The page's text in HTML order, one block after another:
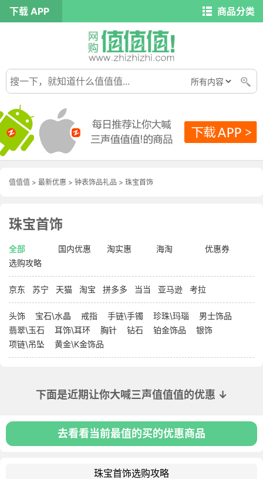
下载 APP 商品分类
值值值 > 最新优惠 > 钟表饰品礼品 > 珠宝首饰
珠宝首饰
全部 国内优惠 淘实惠 海淘
优惠券
选购攻略
京东 苏宁 天猫 淘宝 拼多多 当当 亚马逊 考拉
头饰 宝石\水晶 戒指 手链\手镯 珍珠\玛瑙
男士饰品
翡翠\玉石
耳饰\耳环 胸针 钻石 铂金饰品
银饰
项链\吊坠
黄金\K金饰品
下面是近期让你大喊三声值值值的优惠 ↓
去看看当前最值的买的优惠商品
珠宝首饰选购攻略